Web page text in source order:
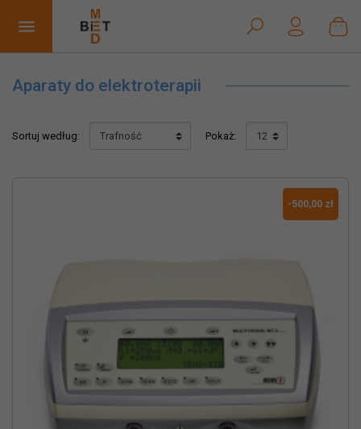
 
Aparaty do elektroterapii
Sortuj według: Pokaż:
-500,00 zł